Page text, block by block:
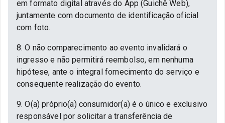
em formato digital através do App (Guichê Web),
juntamente com documento de identificação oficial
com foto.
8. O não comparecimento ao evento invalidará o
ingresso e não permitirá reembolso, em nenhuma
hipótese, ante o integral fornecimento do serviço e
consequente realização do evento.
9. O(a) próprio(a) consumidor(a) é o único e exclusivo
responsável por solicitar a transferência de